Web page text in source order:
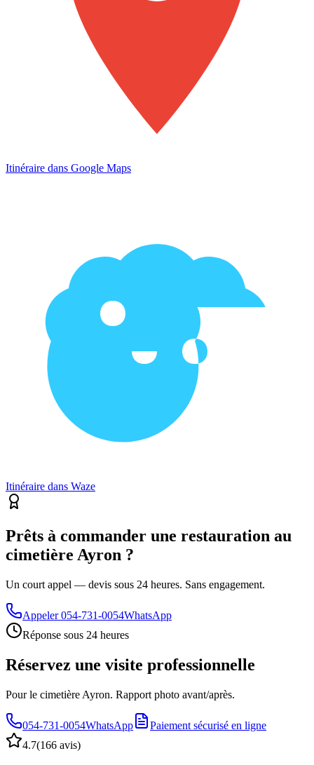
Itinéraire dans Google Maps
Itinéraire dans Waze
Prêts à commander une restauration au
cimetière Ayron ?
Un court appel — devis sous 24 heures. Sans engagement.
Appeler 054-731-0054WhatsApp
Réponse sous 24 heures
Réservez une visite professionnelle
Pour le cimetière Ayron. Rapport photo avant/après.
054-731-0054WhatsApp
Paiement sécurisé en ligne
4.7(166 avis)